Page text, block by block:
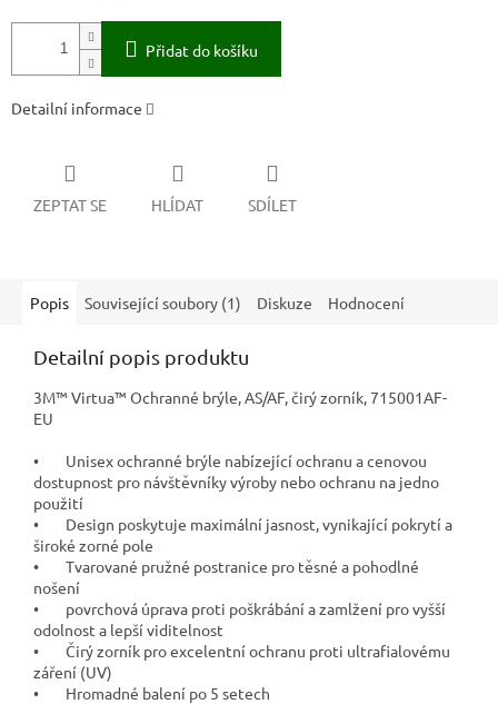
Přidat do košíku
Detailní informace
ZEPTAT SE HLÍDAT SDÍLET
Popis Související soubory (1) Diskuze Hodnocení
Detailní popis produktu
3M™ Virtua™ Ochranné brýle, AS/AF, čirý zorník, 715001AF-
EU
• Unisex ochranné brýle nabízející ochranu a cenovou
dostupnost pro návštěvníky výroby nebo ochranu na jedno
použití
• Design poskytuje maximální jasnost, vynikající pokrytí a
široké zorné pole
• Tvarované pružné postranice pro těsné a pohodlné
nošení
• povrchová úprava proti poškrábání a zamlžení pro vyšší
odolnost a lepší viditelnost
• Čirý zorník pro excelentní ochranu proti ultrafialovému
záření (UV)
• Hromadné balení po 5 setech